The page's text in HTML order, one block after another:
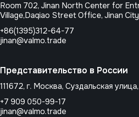
Room 702, Jinan North Center for
Village,Daqiao Street Office, Jinan
+86(1395)312-64-77
jinan@valmo.trade
Представительство в России
111672, г. Москва, Суздальская
+7 909 050-99-17
jinan@valmo.trade